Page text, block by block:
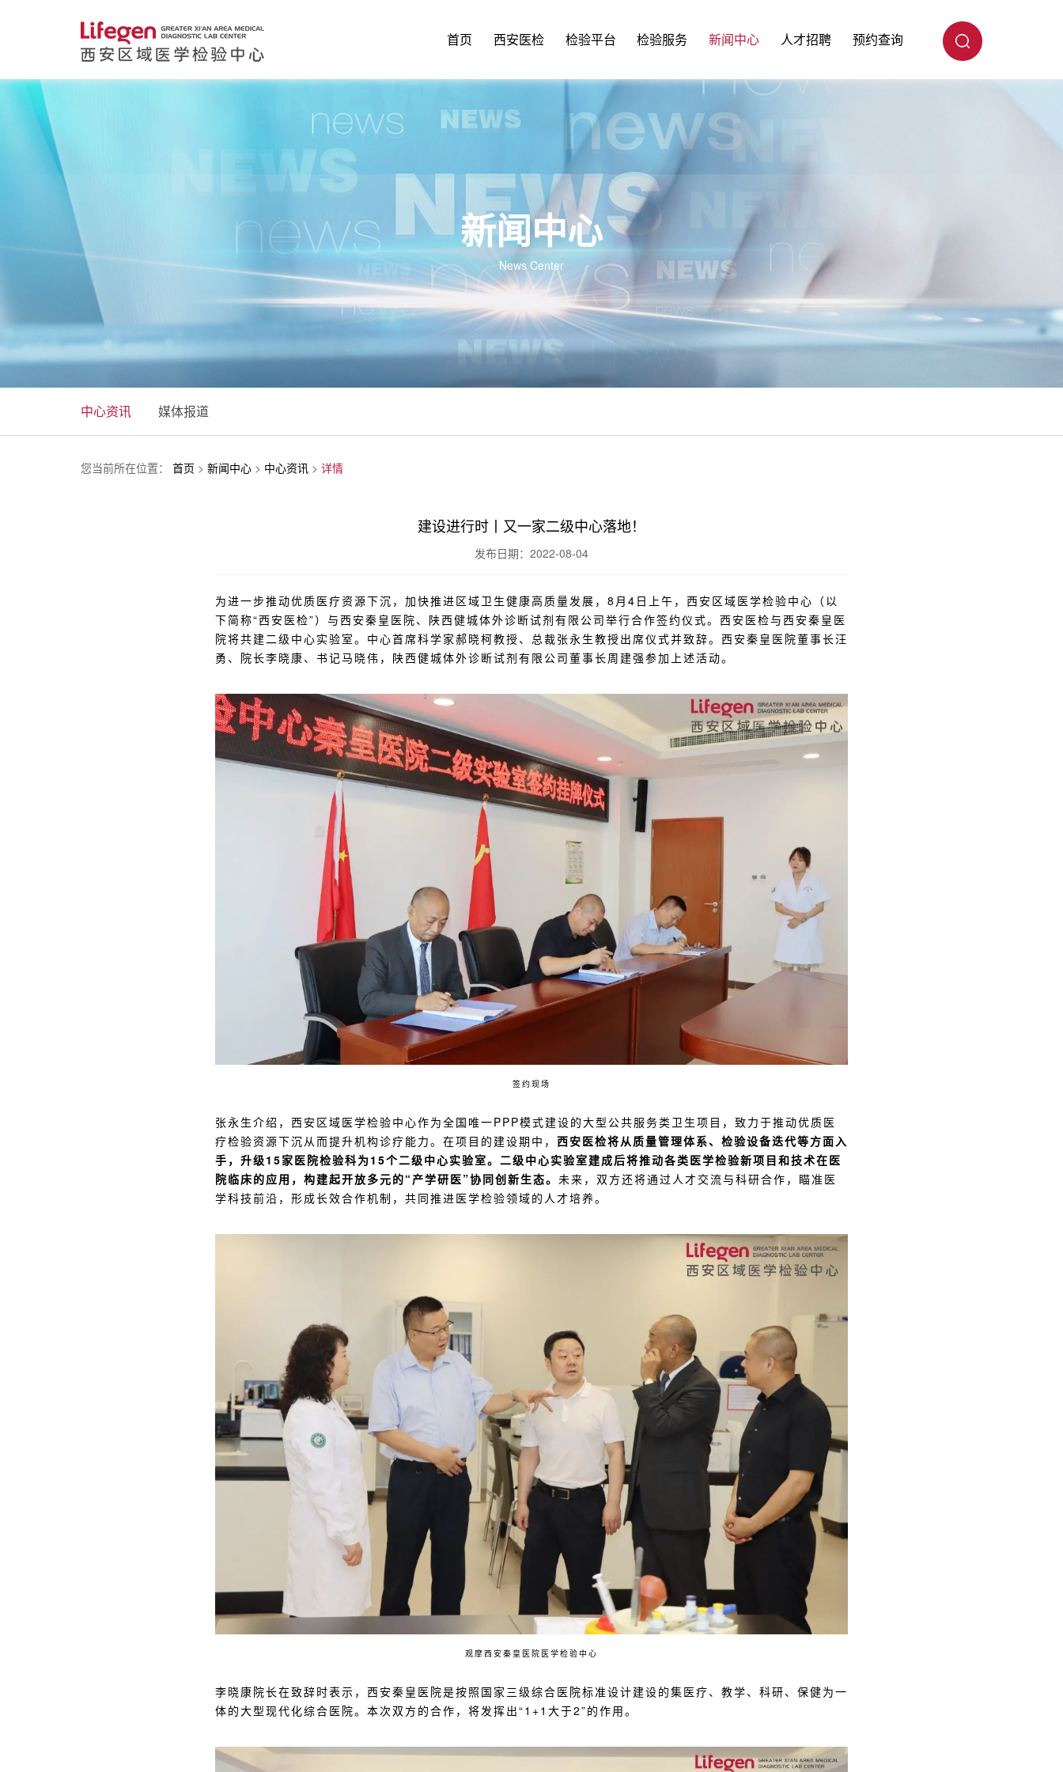
首页 西安医检 检验平台 检验服务 新闻中心 人才招聘 预约查询
新闻中心
News Center
中心资讯 媒体报道
您当前所在位置： 首页 > 新闻中心 > 中心资讯 > 详情
建设进行时丨又一家二级中心落地！
发布日期：2022-08-04
为进一步推动优质医疗资源下沉，加快推进区域卫生健康高质量发展，8月4日上午，西安区域医学检验中心（以
下简称“西安医检”）与西安秦皇医院、陕西健城体外诊断试剂有限公司举行合作签约仪式。西安医检与西安秦皇医
院将共建二级中心实验室。中心首席科学家郝晓柯教授、总裁张永生教授出席仪式并致辞。西安秦皇医院董事长汪
勇、院长李晓康、书记马晓伟，陕西健城体外诊断试剂有限公司董事长周建强参加上述活动。
签约现场
张永生介绍，西安区域医学检验中心作为全国唯一PPP模式建设的大型公共服务类卫生项目，致力于推动优质医
疗检验资源下沉从而提升机构诊疗能力。在项目的建设期中， 西安医检将从质量管理体系、检验设备迭代等方面入
手，升级15家医院检验科为15个二级中心实验室。二级中心实验室建成后将推动各类医学检验新项目和技术在医
院临床的应用，构建起开放多元的“产学研医”协同创新生态。 未来，双方还将通过人才交流与科研合作，瞄准医
学科技前沿，形成长效合作机制，共同推进医学检验领域的人才培养。
观摩西安秦皇医院医学检验中心
李晓康院长在致辞时表示，西安秦皇医院是按照国家三级综合医院标准设计建设的集医疗、教学、科研、保健为一
体的大型现代化综合医院。本次双方的合作，将发挥出“1+1大于2”的作用。